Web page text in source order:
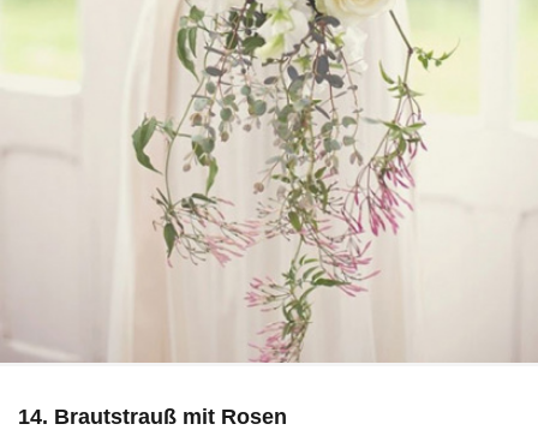
14. Brautstrauß mit Rosen